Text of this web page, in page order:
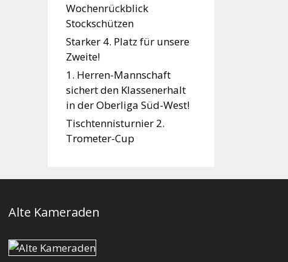
Wochenrückblick
Stockschützen
Starker 4. Platz für unsere
Zweite!
1. Herren-Mannschaft
sichert den Klassenerhalt
in der Oberliga Süd-West!
Tischtennisturnier 2.
Trometer-Cup
Alte Kameraden